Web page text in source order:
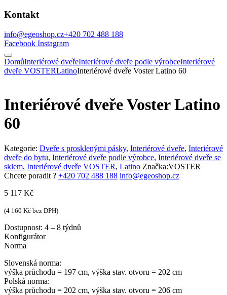
Kontakt
info@egeoshop.cz+420 702 488 188
Facebook Instagram
DomůInteriérové dveřeInteriérové dveře podle výrobceInteriérové
dveře VOSTERLatinoInteriérové dveře Voster Latino 60
Interiérové dveře Voster Latino
60
Kategorie: Dveře s prosklenými pásky, Interiérové dveře, Interiérové
dveře do bytu, Interiérové dveře podle výrobce, Interiérové dveře se
sklem, Interiérové dveře VOSTER, Latino Značka:VOSTER
Chcete poradit ? +420 702 488 188 info@egeoshop.cz
5 117 Kč
(4 160 Kč bez DPH)
Dostupnost: 4 – 8 týdnů
Konfigurátor
Norma
Slovenská norma:
výška průchodu = 197 cm, výška stav. otvoru = 202 cm
Polská norma:
výška průchodu = 202 cm, výška stav. otvoru = 206 cm